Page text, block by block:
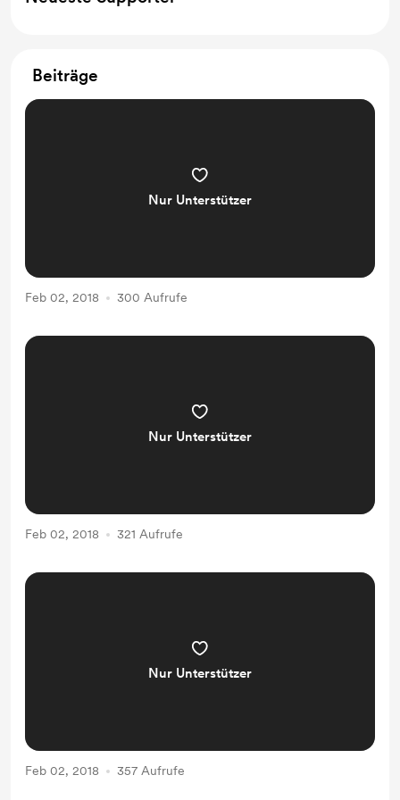
Beiträge
Nur Unterstützer
Feb 02, 2018 300 Aufrufe
Nur Unterstützer
Feb 02, 2018 321 Aufrufe
Nur Unterstützer
Feb 02, 2018 357 Aufrufe